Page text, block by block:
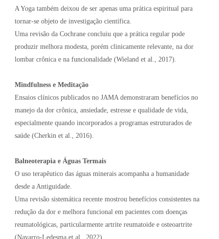
A Yoga também deixou de ser apenas uma prática espiritual para
tornar-se objeto de investigação científica.
Uma revisão da Cochrane concluiu que a prática regular pode
produzir melhora modesta, porém clinicamente relevante, na dor
lombar crônica e na funcionalidade (Wieland et al., 2017).
Mindfulness e Meditação
Ensaios clínicos publicados no JAMA demonstraram benefícios no
manejo da dor crônica, ansiedade, estresse e qualidade de vida,
especialmente quando incorporados a programas estruturados de
saúde (Cherkin et al., 2016).
Balneoterapia e Águas Termais
O uso terapêutico das águas minerais acompanha a humanidade
desde a Antiguidade.
Uma revisão sistemática recente mostrou benefícios consistentes na
redução da dor e melhora funcional em pacientes com doenças
reumatológicas, particularmente artrite reumatoide e osteoartrite
(Navarro-Ledesma et al., 2022).